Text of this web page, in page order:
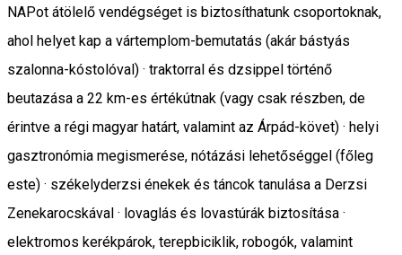
NAPot átölelő vendégséget is biztosíthatunk csoportoknak,
ahol helyet kap a vártemplom-bemutatás (akár bástyás
szalonna-kóstolóval) · traktorral és dzsippel történő
beutazása a 22 km-es értékútnak (vagy csak részben, de
érintve a régi magyar határt, valamint az Árpád-követ) · helyi
gasztronómia megismerése, nótázási lehetőséggel (főleg
este) · székelyderzsi énekek és táncok tanulása a Derzsi
Zenekarocskával · lovaglás és lovastúrák biztosítása ·
elektromos kerékpárok, terepbiciklik, robogók, valamint